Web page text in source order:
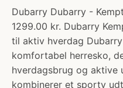
Dubarry Dubarry -
1299.00 kr. Dubarry
til aktiv hverdag
komfortabel herresko,
hverdagsbrug og aktive
kombinerer et sporty